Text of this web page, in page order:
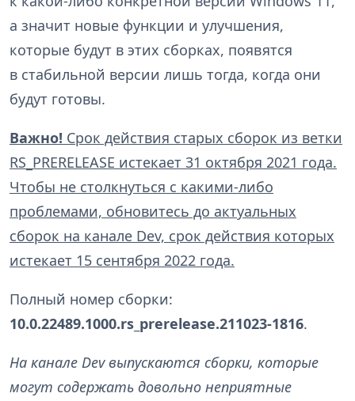
а значит новые функции и улучшения,
которые будут в этих сборках, появятся
в стабильной версии лишь тогда, когда они
будут готовы.
Важно! Срок действия старых сборок из ветки
RS_PRERELEASE истекает 31 октября 2021 года.
Чтобы не столкнуться с какими-либо
проблемами, обновитесь до актуальных
сборок на канале Dev, срок действия которых
истекает 15 сентября 2022 года.
Полный номер сборки:
10.0.22489.1000.rs_prerelease.211023-1816.
На канале Dev выпускаются сборки, которые
могут содержать довольно неприятные